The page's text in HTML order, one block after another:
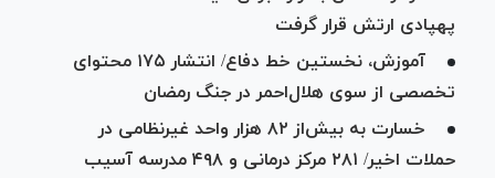
پهپادی ارتش قرار گرفت
آموزش، نخستین خط دفاع/ انتشار ۱۷۵ محتوای
تخصصی از سوی هلال‌احمر در جنگ رمضان
خسارت به بیش‌از ۸۲ هزار واحد غیرنظامی در
حملات اخیر/ ۲۸۱ مرکز درمانی و ۴۹۸ مدرسه آسیب